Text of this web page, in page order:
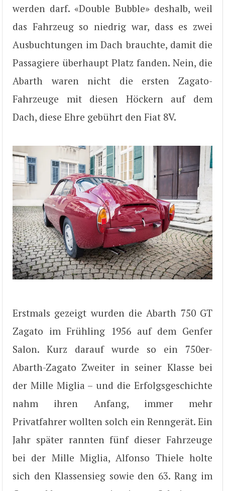
werden darf. «Double Bubble» deshalb, weil
das Fahrzeug so niedrig war, dass es zwei
Ausbuchtungen im Dach brauchte, damit die
Passagiere überhaupt Platz fanden. Nein, die
Abarth waren nicht die ersten Zagato-
Fahrzeuge mit diesen Höckern auf dem
Dach, diese Ehre gebührt den Fiat 8V.
Erstmals gezeigt wurden die Abarth 750 GT
Zagato im Frühling 1956 auf dem Genfer
Salon. Kurz darauf wurde so ein 750er-
Abarth-Zagato Zweiter in seiner Klasse bei
der Mille Miglia – und die Erfolgsgeschichte
nahm ihren Anfang, immer mehr
Privatfahrer wollten solch ein Renngerät. Ein
Jahr später rannten fünf dieser Fahrzeuge
bei der Mille Miglia, Alfonso Thiele holte
sich den Klassensieg sowie den 63. Rang im